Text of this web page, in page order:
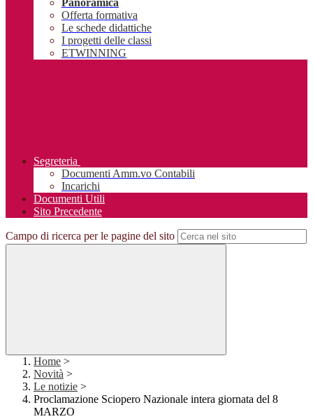
Panoramica
Offerta formativa
Le schede didattiche
I progetti delle classi
ETWINNING
Segreteria
Documenti Amm.vo Contabili
Incarichi
Documenti Utili
Sito Precedente
Campo di ricerca per le pagine del sito
Home >
Novità >
Le notizie >
Proclamazione Sciopero Nazionale intera giornata del 8
MARZO